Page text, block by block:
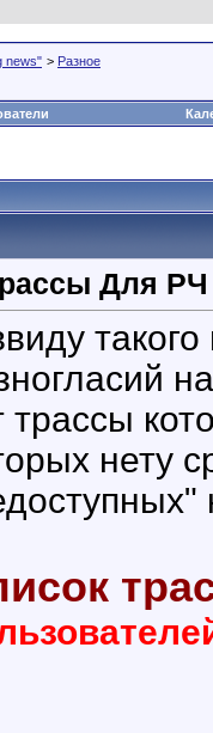
news" > Разное
Для РЧ
трассы
нету